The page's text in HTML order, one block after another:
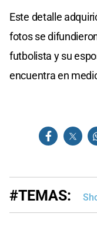
Este detalle
fotos se
futbolista y su
encuentra en
#TEMAS: